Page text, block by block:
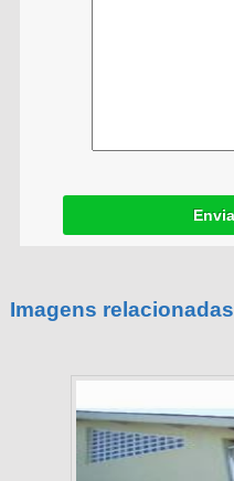
Imagens relacionadas